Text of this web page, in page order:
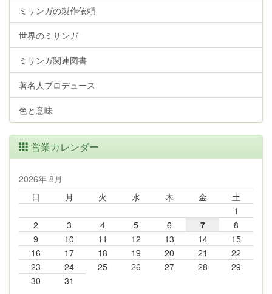
ミサンガの製作依頼
世界のミサンガ
ミサンガ関連図書
著名人プロデュース
色と意味
営業カレンダー
2026年 8月
日
月 火 水 木 金
土
1
2
3 4 5 6 7
8
9
10 11 12 13 14
15
16
17 18 19 20 21
22
23
24 25 26 27 28
29
30
31